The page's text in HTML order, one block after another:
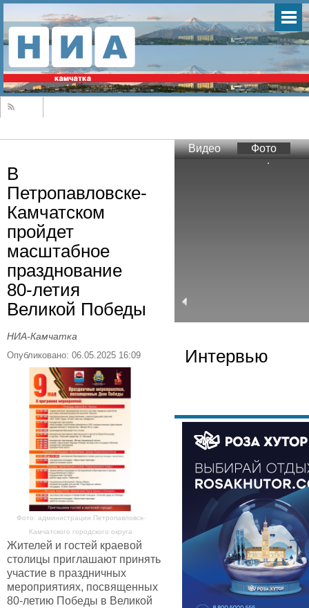
В
Петропавловске-
Камчатском
пройдет
масштабное
празднование
80-летия
Великой Победы
НИА-Камчатка
Опубликовано: 06.05.2025 16:09
Фото: администрации Петропавловск-
Камчатского городского округа
Жителей и гостей краевой
столицы приглашают принять
участие в праздничных
мероприятиях, посвященных
80-летию Победы в Великой
Видео Фото
Интервью